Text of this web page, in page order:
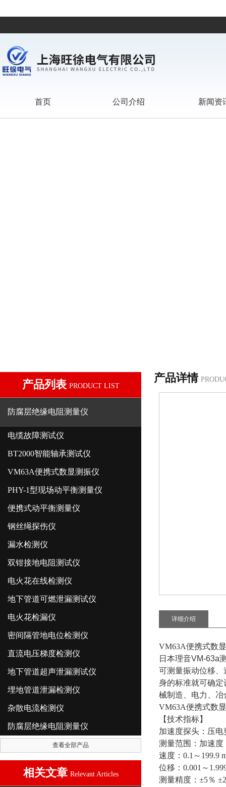
首页 公司介绍 新闻资
产品列表 PRODUCT LIST
防腐层绝缘电阻测量仪
电缆故障测试仪
BT2000智能轴承测试仪
VM63A便携式数显测振仪
PHY-1型现场动平衡测量仪
便携式动平衡测量仪
钢丝绳探伤仪
漏水检测仪
双钳接地电阻测试仪
电火花在线检测仪
地下管道可燃泄漏测试仪
电火花检漏仪
密间隔管地电位检测仪
直流电压梯度检测仪
地下管道超声泄漏测试仪
埋地管道泄漏检测仪
杂散电流检测仪
防腐层绝缘电阻测量仪
查看全部产品
相关文章 Relevant Articles
产品详情
详细介绍
VM63A便携式数
日本理音VM-63a
可测量振动位移
身的标准就可确
械制造、电力、
VM63A便携式数
【技术指标】
加速度探头：压
测量范围：加速度
速度：0.1～199.9
位移：0.001～
测量精度：±5％